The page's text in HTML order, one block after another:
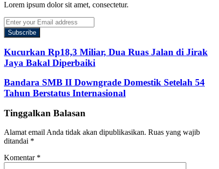
Lorem ipsum dolor sit amet, consectetur.
Enter
your
Email
address
Kucurkan Rp18,3 Miliar, Dua Ruas Jalan di Jirak
Jaya Bakal Diperbaiki
Bandara SMB II Downgrade Domestik Setelah 54
Tahun Berstatus Internasional
Tinggalkan Balasan
Alamat email Anda tidak akan dipublikasikan. Ruas yang wajib
ditandai *
Komentar *